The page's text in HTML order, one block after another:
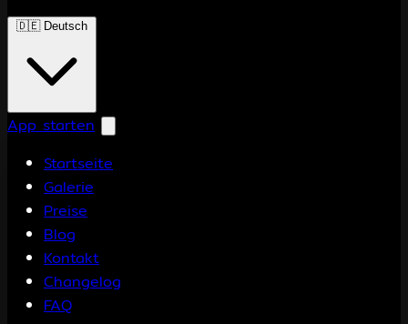
🇩🇪 Deutsch
App starten
Startseite
Galerie
Preise
Blog
Kontakt
Changelog
FAQ